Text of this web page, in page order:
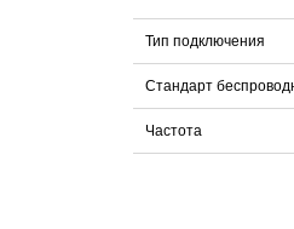
Тип подключения
Стандарт
Частота